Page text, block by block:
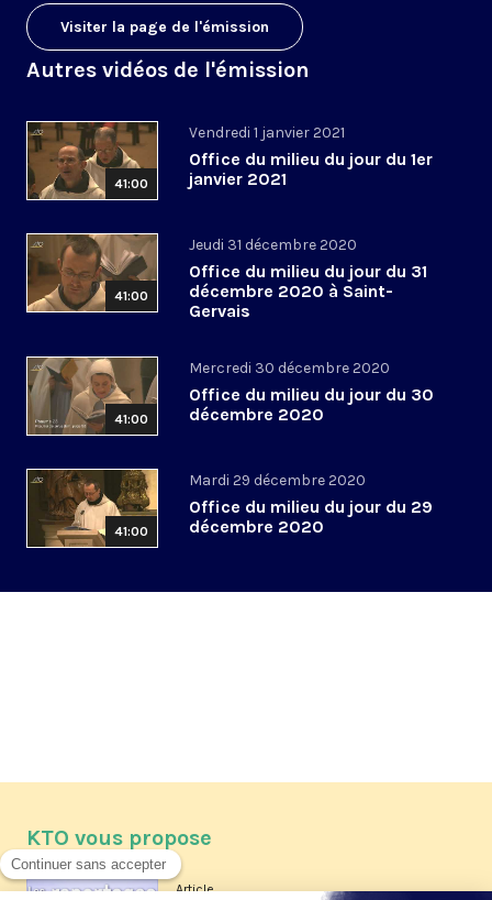
Visiter la page de l'émission
Autres vidéos de l'émission
41:00
Vendredi 1 janvier 2021
Office du milieu du jour du 1er
janvier 2021
41:00
Jeudi 31 décembre 2020
Office du milieu du jour du 31
décembre 2020 à Saint-
Gervais
41:00
Mercredi 30 décembre 2020
Office du milieu du jour du 30
décembre 2020
41:00
Mardi 29 décembre 2020
Office du milieu du jour du 29
décembre 2020
KTO vous propose
Article